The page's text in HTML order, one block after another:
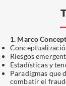
1. Marco
Riesgos
Estadísticas y
Paradigmas que
combatir el fraud